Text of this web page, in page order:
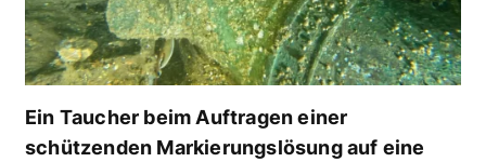
Ein Taucher beim Auftragen einer
schützenden Markierungslösung auf eine